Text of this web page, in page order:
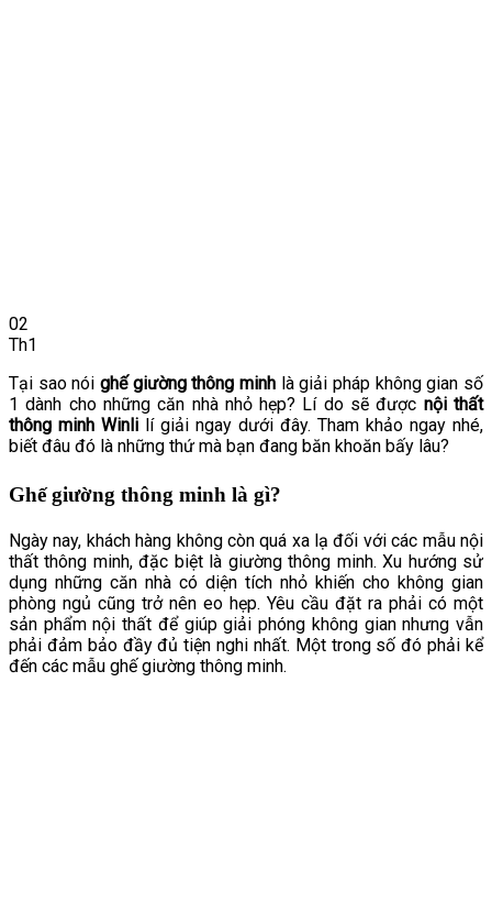
02
Th1
Tại sao nói ghế giường thông minh là giải pháp không gian số
1 dành cho những căn nhà nhỏ hẹp? Lí do sẽ được nội thất
thông minh Winli lí giải ngay dưới đây. Tham khảo ngay nhé,
biết đâu đó là những thứ mà bạn đang băn khoăn bấy lâu?
Ghế giường thông minh là gì?
Ngày nay, khách hàng không còn quá xa lạ đối với các mẫu nội
thất thông minh, đặc biệt là giường thông minh. Xu hướng sử
dụng những căn nhà có diện tích nhỏ khiến cho không gian
phòng ngủ cũng trở nên eo hẹp. Yêu cầu đặt ra phải có một
sản phẩm nội thất để giúp giải phóng không gian nhưng vẫn
phải đảm bảo đầy đủ tiện nghi nhất. Một trong số đó phải kể
đến các mẫu ghế giường thông minh.